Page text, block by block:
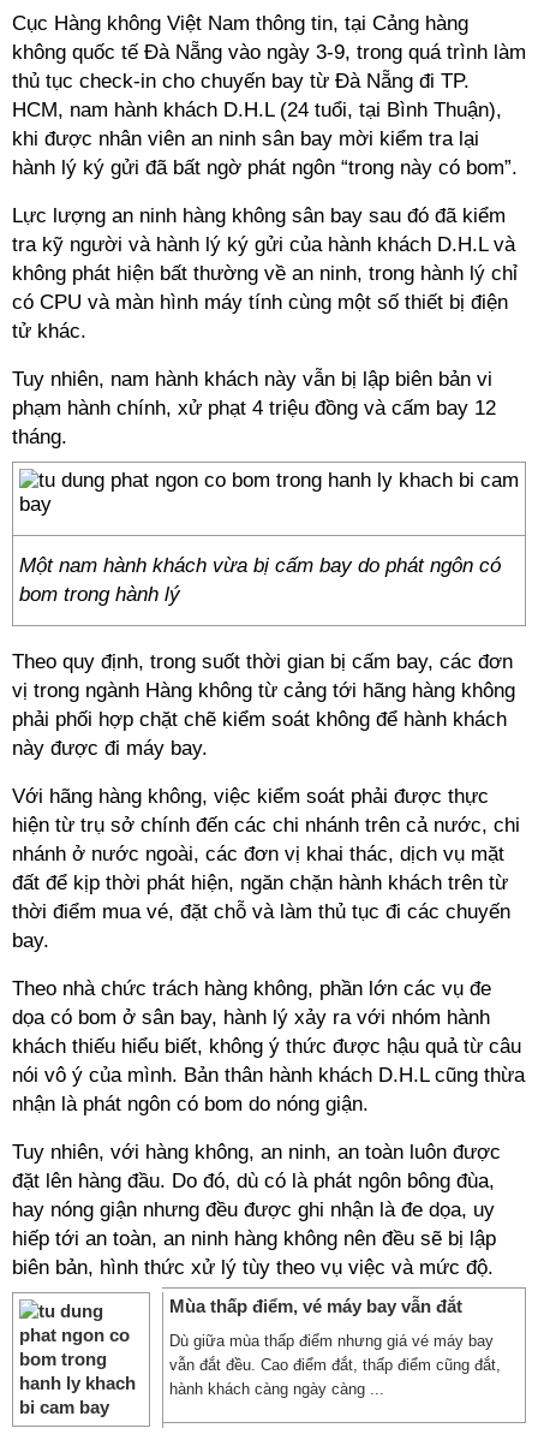
Cục Hàng không Việt Nam thông tin, tại Cảng hàng
không quốc tế Đà Nẵng vào ngày 3-9, trong quá trình làm
thủ tục check-in cho chuyến bay từ Đà Nẵng đi TP.
HCM, nam hành khách D.H.L (24 tuổi, tại Bình Thuận),
khi được nhân viên an ninh sân bay mời kiểm tra lại
hành lý ký gửi đã bất ngờ phát ngôn “trong này có bom”.
Lực lượng an ninh hàng không sân bay sau đó đã kiểm
tra kỹ người và hành lý ký gửi của hành khách D.H.L và
không phát hiện bất thường về an ninh, trong hành lý chỉ
có CPU và màn hình máy tính cùng một số thiết bị điện
tử khác.
Tuy nhiên, nam hành khách này vẫn bị lập biên bản vi
phạm hành chính, xử phạt 4 triệu đồng và cấm bay 12
tháng.
Một nam hành khách vừa bị cấm bay do phát ngôn có
bom trong hành lý
Theo quy định, trong suốt thời gian bị cấm bay, các đơn
vị trong ngành Hàng không từ cảng tới hãng hàng không
phải phối hợp chặt chẽ kiểm soát không để hành khách
này được đi máy bay.
Với hãng hàng không, việc kiểm soát phải được thực
hiện từ trụ sở chính đến các chi nhánh trên cả nước, chi
nhánh ở nước ngoài, các đơn vị khai thác, dịch vụ mặt
đất để kịp thời phát hiện, ngăn chặn hành khách trên từ
thời điểm mua vé, đặt chỗ và làm thủ tục đi các chuyến
bay.
Theo nhà chức trách hàng không, phần lớn các vụ đe
dọa có bom ở sân bay, hành lý xảy ra với nhóm hành
khách thiếu hiểu biết, không ý thức được hậu quả từ câu
nói vô ý của mình. Bản thân hành khách D.H.L cũng thừa
nhận là phát ngôn có bom do nóng giận.
Tuy nhiên, với hàng không, an ninh, an toàn luôn được
đặt lên hàng đầu. Do đó, dù có là phát ngôn bông đùa,
hay nóng giận nhưng đều được ghi nhận là đe dọa, uy
hiếp tới an toàn, an ninh hàng không nên đều sẽ bị lập
biên bản, hình thức xử lý tùy theo vụ việc và mức độ.
Mùa thấp điểm, vé máy bay vẫn đắt
Dù giữa mùa thấp điểm nhưng giá vé máy bay
vẫn đắt đều. Cao điểm đắt, thấp điểm cũng đắt,
hành khách càng ngày càng ...